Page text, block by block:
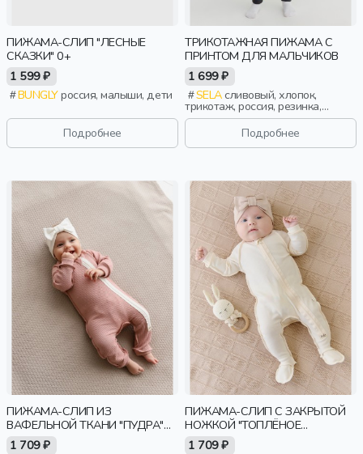
ПИЖАМА-СЛИП "ЛЕСНЫЕ
СКАЗКИ" 0+
1 599 ₽
BUNGLYроссия, малыши, дети
Подробнее
ТРИКОТАЖНАЯ ПИЖАМА С
ПРИНТОМ ДЛЯ МАЛЬЧИКОВ
1 699 ₽
SELAсливовый, хлопок,
трикотаж, россия, резинка,
длинные, принт, вырез, кулиска,
круглый вырез, пояс, эластичные,
мальчики, детиПодробнее
ПИЖАМА-СЛИП ИЗ
ВАФЕЛЬНОЙ ТКАНИ "ПУДРА"
0+
1 709 ₽
ПИЖАМА-СЛИП С ЗАКРЫТОЙ
НОЖКОЙ "ТОПЛЁНОЕ
МОЛОКО" 0+
1 709 ₽